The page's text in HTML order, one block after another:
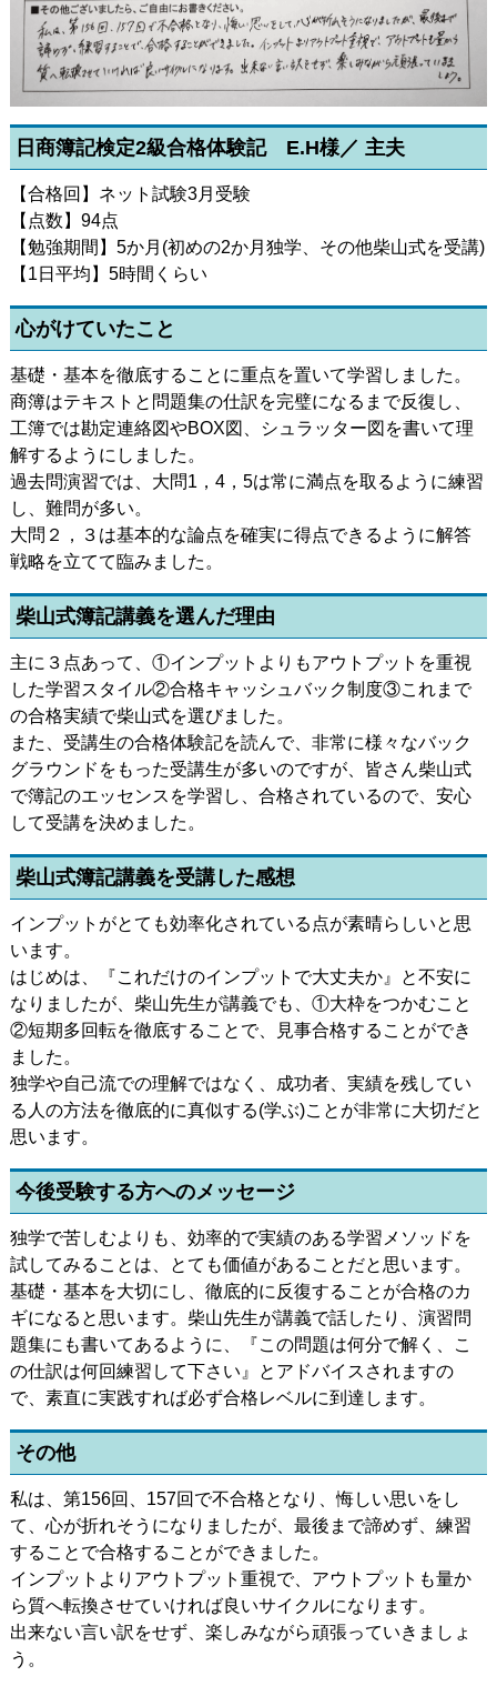
日商簿記検定2級合格体験記 E.H様／ 主夫
【合格回】ネット試験3月受験
【点数】94点
【勉強期間】5か月(初めの2か月独学、その他柴山式を受講)
【1日平均】5時間くらい
心がけていたこと
基礎・基本を徹底することに重点を置いて学習しました。
商簿はテキストと問題集の仕訳を完璧になるまで反復し、
工簿では勘定連絡図やBOX図、シュラッター図を書いて理
解するようにしました。
過去問演習では、大問1，4，5は常に満点を取るように練習
し、難問が多い。
大問２，３は基本的な論点を確実に得点できるように解答
戦略を立てて臨みました。
柴山式簿記講義を選んだ理由
主に３点あって、①インプットよりもアウトプットを重視
した学習スタイル②合格キャッシュバック制度③これまで
の合格実績で柴山式を選びました。
また、受講生の合格体験記を読んで、非常に様々なバック
グラウンドをもった受講生が多いのですが、皆さん柴山式
で簿記のエッセンスを学習し、合格されているので、安心
して受講を決めました。
柴山式簿記講義を受講した感想
インプットがとても効率化されている点が素晴らしいと思
います。
はじめは、『これだけのインプットで大丈夫か』と不安に
なりましたが、柴山先生が講義でも、①大枠をつかむこと
②短期多回転を徹底することで、見事合格することができ
ました。
独学や自己流での理解ではなく、成功者、実績を残してい
る人の方法を徹底的に真似する(学ぶ)ことが非常に大切だと
思います。
今後受験する方へのメッセージ
独学で苦しむよりも、効率的で実績のある学習メソッドを
試してみることは、とても価値があることだと思います。
基礎・基本を大切にし、徹底的に反復することが合格のカ
ギになると思います。柴山先生が講義で話したり、演習問
題集にも書いてあるように、『この問題は何分で解く、こ
の仕訳は何回練習して下さい』とアドバイスされますの
で、素直に実践すれば必ず合格レベルに到達します。
その他
私は、第156回、157回で不合格となり、悔しい思いをし
て、心が折れそうになりましたが、最後まで諦めず、練習
することで合格することができました。
インプットよりアウトプット重視で、アウトプットも量か
ら質へ転換させていければ良いサイクルになります。
出来ない言い訳をせず、楽しみながら頑張っていきましょ
う。